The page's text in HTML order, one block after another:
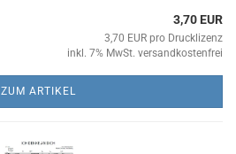
3,70 EUR
3,70 EUR pro Drucklizenz
inkl. 7% MwSt. versandkostenfrei
ZUM ARTIKEL